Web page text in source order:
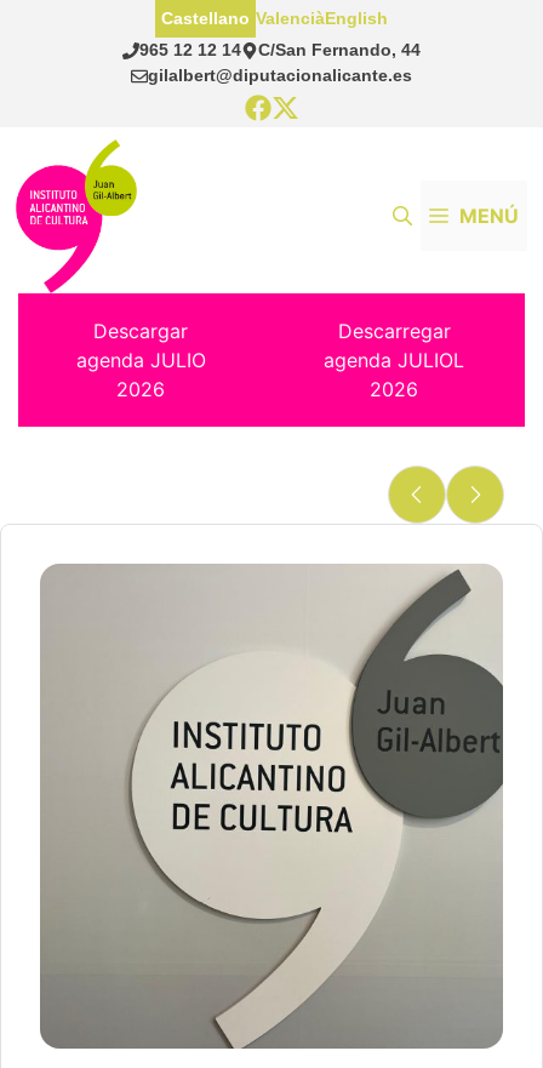
965 12 12 14
C/San Fernando, 44
gilalbert@diputacionalicante.es
Castellano ValenciàEnglish
MENÚ
Descargar
agenda JULIO
2026
Descarregar
agenda JULIOL
2026